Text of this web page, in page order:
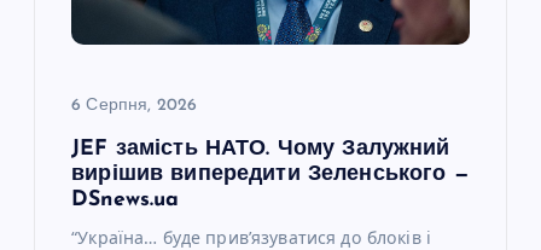
6 Серпня, 2026
JEF замість НАТО. Чому Залужний
вирішив випередити Зеленського —
DSnews.ua
“Україна… буде прив’язуватися до блоків і